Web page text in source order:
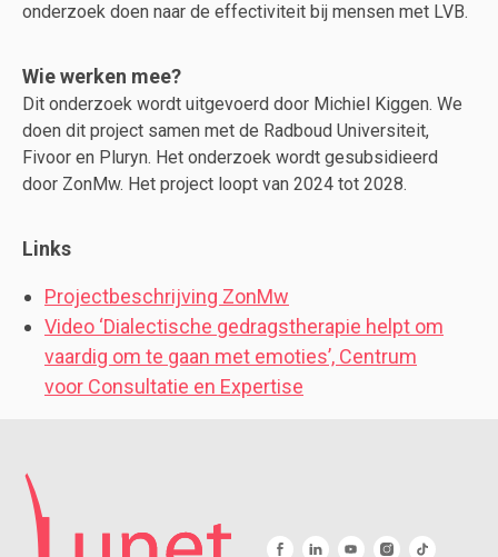
onderzoek doen naar de effectiviteit bij mensen met LVB.
Wie werken mee?
Dit onderzoek wordt uitgevoerd door Michiel Kiggen. We
doen dit project samen met de Radboud Universiteit,
Fivoor en Pluryn. Het onderzoek wordt gesubsidieerd
door ZonMw. Het project loopt van 2024 tot 2028.
Links
Projectbeschrijving ZonMw
Video ‘Dialectische gedragstherapie helpt om
vaardig om te gaan met emoties’, Centrum
voor Consultatie en Expertise